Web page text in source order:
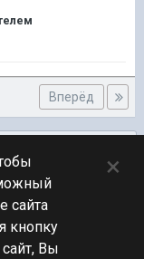
Вперёд
сайта
кнопку
Вы
×